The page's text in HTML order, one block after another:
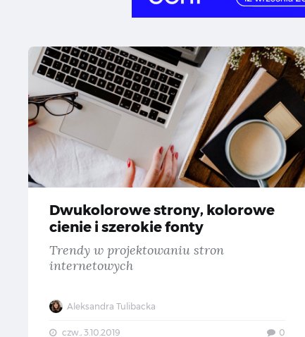
Dwukolorowe strony, kolorowe
cienie i szerokie fonty
Trendy w projektowaniu stron
internetowych
Aleksandra Tulibacka
czw., 3.10.2019 0